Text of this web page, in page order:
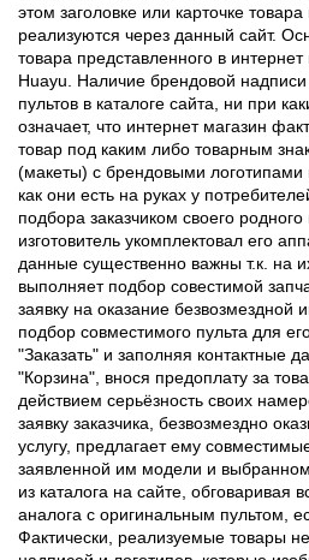
этом заголовке или карточке
реализуются через данный сайт.
товара представленного в
Huayu. Наличие брендовой
пультов в каталоге сайта, ни при
означает, что интернет магазин
товар под каким либо товарным
(макеты) с брендовыми
как они есть на руках у
подбора заказчиком своего
изготовитель укомплектовал его
данные существенно важны т.к. на
выполняет подбор совестимой
заявку на оказание безвозмездной
подбор совместимого пульта для
"Заказать" и заполняя контактные
"Корзина", внося предоплату за
действием серьёзность своих
заявку заказчика, безвозмездно
услугу, предлагает ему
заявленной им модели и
из каталога на сайте, обговаривая
аналога с оригинальным пультом,
Фактически, реализуемые товары